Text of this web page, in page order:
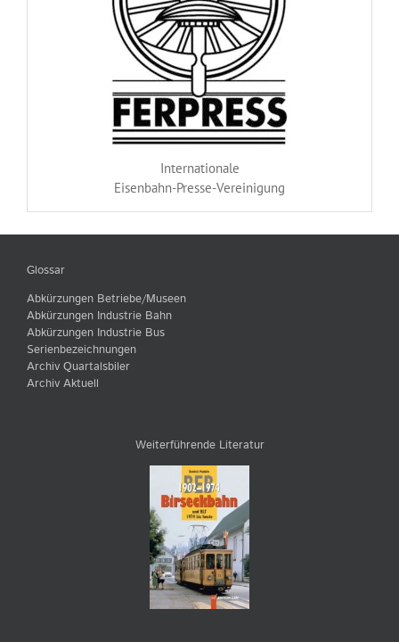
Internationale
Eisenbahn-Presse-Vereinigung
Glossar
Abkürzungen Betriebe/Museen
Abkürzungen Industrie Bahn
Abkürzungen Industrie Bus
Serienbezeichnungen
Archiv Quartalsbiler
Archiv Aktuell
Weiterführende Literatur